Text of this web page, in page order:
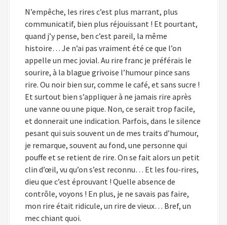
N’empêche, les rires c’est plus marrant, plus
communicatif, bien plus réjouissant ! Et pourtant,
quand j’y pense, ben c’est pareil, la même
histoire… Je n’ai pas vraiment été ce que l’on
appelle un mec jovial. Au rire franc je préférais le
sourire, à la blague grivoise l’humour pince sans
rire. Ou noir bien sur, comme le café, et sans sucre !
Et surtout bien s’appliquer à ne jamais rire après
une vanne ou une pique. Non, ce serait trop facile,
et donnerait une indication. Parfois, dans le silence
pesant qui suis souvent un de mes traits d’humour,
je remarque, souvent au fond, une personne qui
pouffe et se retient de rire. On se fait alors un petit
clin d’œil, vu qu’on s’est reconnu… Et les fou-rires,
dieu que c’est éprouvant ! Quelle absence de
contrôle, voyons ! En plus, je ne savais pas faire,
mon rire était ridicule, un rire de vieux… Bref, un
mec chiant quoi.